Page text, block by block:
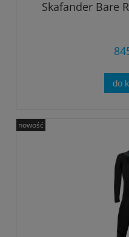
Skafander Bare
do
nowość